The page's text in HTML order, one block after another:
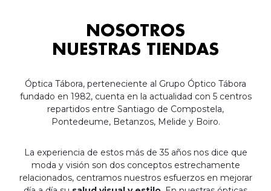
NOSOTROS
NUESTRAS TIENDAS
Óptica Tábora, perteneciente al Grupo Óptico Tábora
fundado en 1982, cuenta en la actualidad con 5 centros
repartidos entre Santiago de Compostela,
Pontedeume, Betanzos, Melide y Boiro.
La experiencia de estos más de 35 años nos dice que
moda y visión son dos conceptos estrechamente
relacionados, centramos nuestros esfuerzos en mejorar